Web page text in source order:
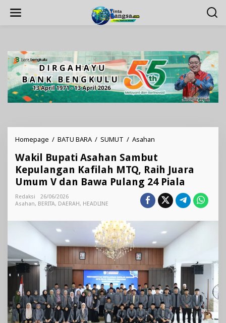
Homepage / BATU BARA / SUMUT / Asahan
Asahan
Sambut
Kepulangan
Kafilah
MTQ,
Raih
Umum
dan
Bawa
Pulang
24
Wakil Bupati Asahan Sambut
Kepulangan Kafilah MTQ, Raih Juara
Umum V dan Bawa Pulang 24 Piala
Redaksi
26/06/2026
Asahan, BERITA, DAERAH, HEADLINE